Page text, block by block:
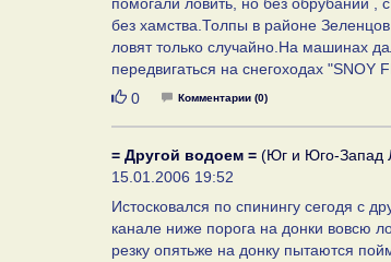
без хамства.Толпы в районе
ловят только случайно.На машинах
передвигаться на снегоходах "SNOY
Нравится
0 Комментарии (0)
= Другой водоем = (Юг и Юго-Запад
15.01.2006 19:52
Истосковался по спинингу сегодя с
канале ниже порога на донки вовсю
резку опятьже на донку пытаются